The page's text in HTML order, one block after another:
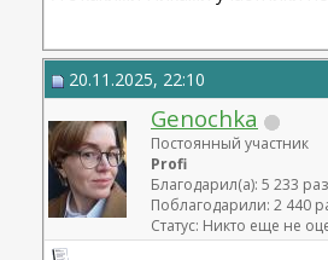
20.11.2025, 22:10
Genochka
Постоянный участник
Profi
Благодарил(а): 5 233
Поблагодарили: 2 440
Статус: Никто еще не